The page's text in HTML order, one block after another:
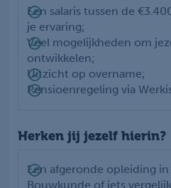
woningbouwprojecten. In de
diverse natuurlijke materialen
houtvezelproducten en
als technisch tekenaar aan
maatwerk. Ieder project, groot
daarom blijf je continu
Een salaris tussen de
je ervaring;
Veel mogelijkheden om
ontwikkelen;
Uitzicht op overname;
Pensioenregeling via
Herken jij jezelf hierin?
Een afgeronde opleiding
Bouwkunde of iets